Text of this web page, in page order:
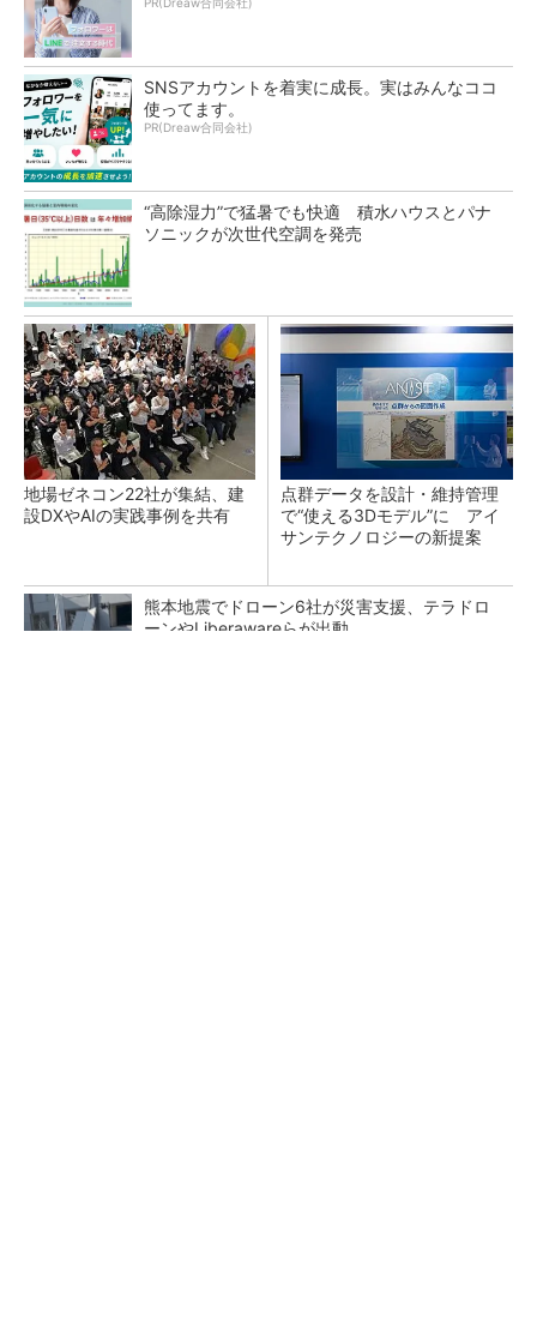
SNSアカウントを着実に成長。実はみんなココ
使ってます。
PR(Dreaw合同会社)
“高除湿力”で猛暑でも快適 積水ハウスとパナ
ソニックが次世代空調を発売
地場ゼネコン22社が集結、建
設DXやAIの実践事例を共有
点群データを設計・維持管理
で“使える3Dモデル”に アイ
サンテクノロジーの新提案
熊本地震でドローン6社が災害支援、テラドロ
ーンやLiberawareらが出動